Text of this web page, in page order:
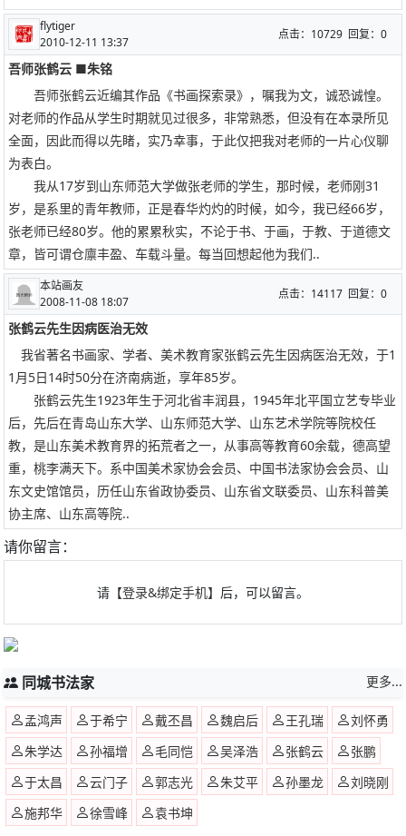
flytiger
2010-12-11 13:37
点击：10729 回复：0
吾师张鹤云 ■朱铭
吾师张鹤云近编其作品《书画探索录》，嘱我为文，诚恐诚惶。
对老师的作品从学生时期就见过很多，非常熟悉，但没有在本录所见
全面，因此而得以先睹，实乃幸事，于此仅把我对老师的一片心仪聊
为表白。
我从17岁到山东师范大学做张老师的学生，那时候，老师刚31
岁，是系里的青年教师，正是春华灼灼的时候，如今，我已经66岁，
张老师已经80岁。他的累累秋实，不论于书、于画，于教、于道德文
章，皆可谓仓廪丰盈、车载斗量。每当回想起他为我们..
本站画友
2008-11-08 18:07
点击：14117 回复：0
张鹤云先生因病医治无效
我省著名书画家、学者、美术教育家张鹤云先生因病医治无效，于1
1月5日14时50分在济南病逝，享年85岁。
张鹤云先生1923年生于河北省丰润县，1945年北平国立艺专毕业
后，先后在青岛山东大学、山东师范大学、山东艺术学院等院校任
教，是山东美术教育界的拓荒者之一，从事高等教育60余载，德高望
重，桃李满天下。系中国美术家协会会员、中国书法家协会会员、山
东文史馆馆员，历任山东省政协委员、山东省文联委员、山东科普美
协主席、山东高等院..
请你留言：
请 【登录&绑定手机】 后，可以留言。
同城书法家 更多...
孟鸿声 于希宁 戴丕昌 魏启后 王孔瑞
刘怀勇
朱学达
孙福增 毛同恺 吴泽浩 张鹤云
张鹏
于太昌
云门子 郭志光 朱艾平 孙墨龙
刘晓刚
施邦华
徐雪峰 袁书坤